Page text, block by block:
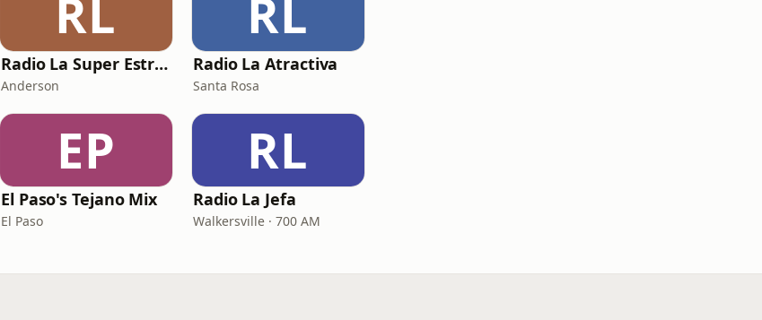
RL
Radio La Super Estrella 105.COM
Anderson
RL
Radio La Atractiva
Santa Rosa
EP
El Paso's Tejano Mix
El Paso
RL
Radio La Jefa
Walkersville · 700 AM